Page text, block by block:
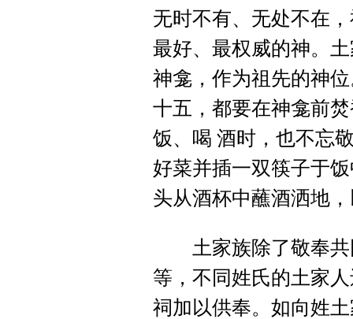
无时不有、无处不在
最好、最权威的神。
神龛，作为祖先的神
十五，都要在神龛前
饭、喝 酒时，也不忘
好菜并插一双筷子于
头从酒杯中蘸酒洒地
土家族除了敬奉共
等，不同姓氏的土家
祠加以供奉。如向姓